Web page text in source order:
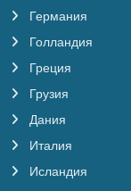
Германия
Голландия
Греция
Грузия
Дания
Италия
Исландия